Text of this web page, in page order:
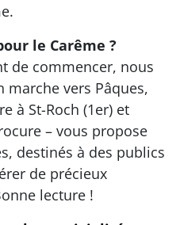
le Carême ?
de commencer, nous
vers Pâques,
à St-Roch (1er) et
– vous propose
destinés à des publics
de précieux
lecture !